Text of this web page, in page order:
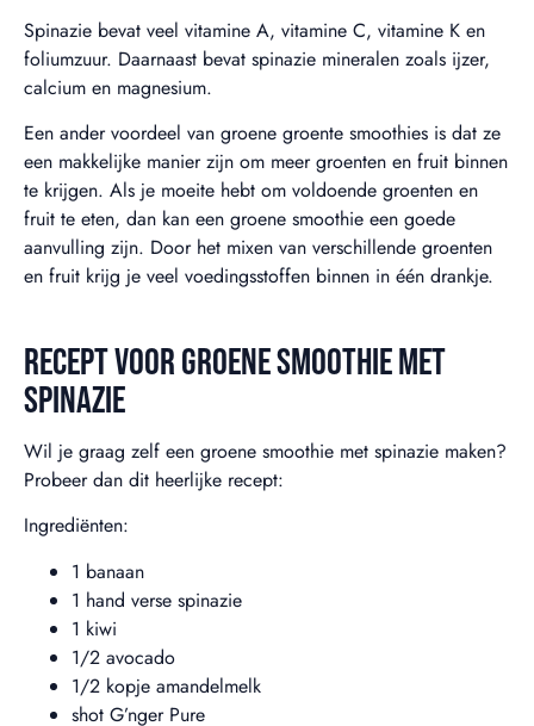
Spinazie bevat veel vitamine A, vitamine C, vitamine K en
foliumzuur. Daarnaast bevat spinazie mineralen zoals ijzer,
calcium en magnesium.
Een ander voordeel van groene groente smoothies is dat ze
een makkelijke manier zijn om meer groenten en fruit binnen
te krijgen. Als je moeite hebt om voldoende groenten en
fruit te eten, dan kan een groene smoothie een goede
aanvulling zijn. Door het mixen van verschillende groenten
en fruit krijg je veel voedingsstoffen binnen in één drankje.
RECEPT VOOR GROENE SMOOTHIE MET
SPINAZIE
Wil je graag zelf een groene smoothie met spinazie maken?
Probeer dan dit heerlijke recept:
Ingrediënten:
1 banaan
1 hand verse spinazie
1 kiwi
1/2 avocado
1/2 kopje amandelmelk
shot G’nger Pure